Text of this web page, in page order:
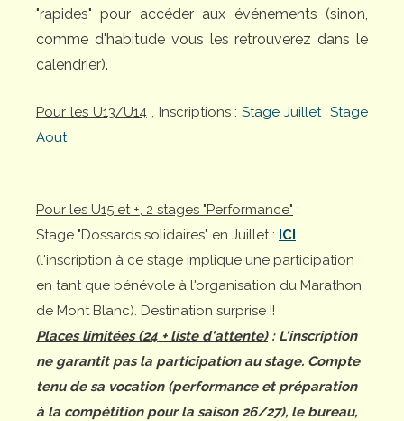
"rapides" pour accéder aux événements (sinon,
comme d'habitude vous les retrouverez dans le
calendrier).
Pour les U13/U14, Inscriptions :Stage Juillet Stage
Aout
Pour les U15 et +, 2 stages "Performance" :
Stage "Dossards solidaires" en Juillet : ICI
(l'inscription à ce stage implique une participation
en tant que bénévole à l'organisation du Marathon
de Mont Blanc). Destination surprise !!
Places limitées (24 + liste d'attente): L'inscription
ne garantit pas la participation au stage. Compte
tenu de sa vocation (performance et préparation
à la compétition pour la saison 26/27), le bureau,